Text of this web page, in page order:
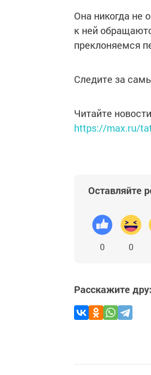
Она никогда не
к ней
преклоняемся
Следите за
Читайте
https://max.ru/
Оставляйте
0 0
Расскажите